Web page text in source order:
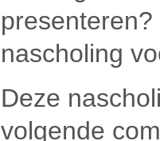
nascholing
Deze
volgende